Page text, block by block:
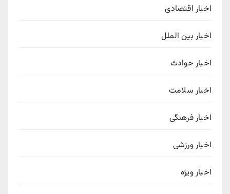
اخبار اقتصادی
اخبار بین الملل
اخبار حوادث
اخبار سلامت
اخبار فرهنگی
اخبار ورزشی
اخبار ویژه